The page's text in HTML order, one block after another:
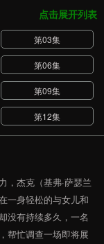
点击展开列表
第03集
第06集
第09集
第12集
杰克（基弗·萨瑟兰
一身轻松的与女儿和
没有持续多久，一名
帮忙调查一场即将展